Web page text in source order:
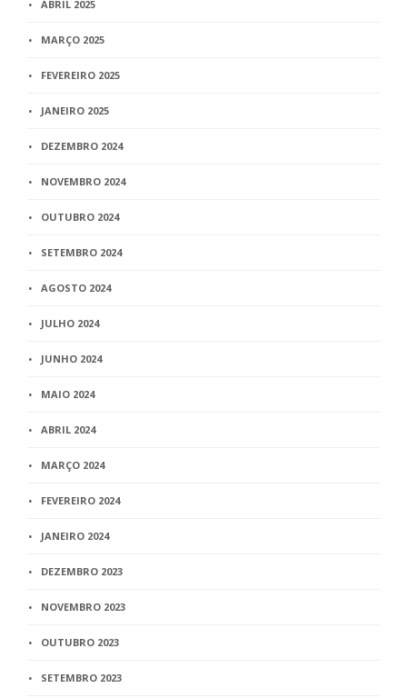
ABRIL 2025
MARÇO 2025
FEVEREIRO 2025
JANEIRO 2025
DEZEMBRO 2024
NOVEMBRO 2024
OUTUBRO 2024
SETEMBRO 2024
AGOSTO 2024
JULHO 2024
JUNHO 2024
MAIO 2024
ABRIL 2024
MARÇO 2024
FEVEREIRO 2024
JANEIRO 2024
DEZEMBRO 2023
NOVEMBRO 2023
OUTUBRO 2023
SETEMBRO 2023